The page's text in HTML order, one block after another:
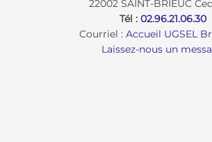
22002 SAINT-BRIEUC
Tél : 02.96.21.06.30
Courriel : Accueil UGSEL
Laissez-nous un